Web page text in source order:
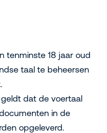
tenminste 18 jaar oud
taal te beheersen
dat de voertaal
in de
opgeleverd.